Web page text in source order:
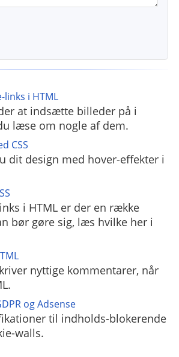
links i HTML
at indsætte billeder på i
læse om nogle af dem.
CSS
dit design med hover-effekter i
i HTML er der en række
bør gøre sig, læs hvilke her i
nyttige kommentarer, når
og Adsense
til indholds-blokerende
walls.